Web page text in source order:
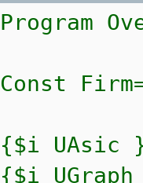
Program
Const
{$i UAsic
{$i